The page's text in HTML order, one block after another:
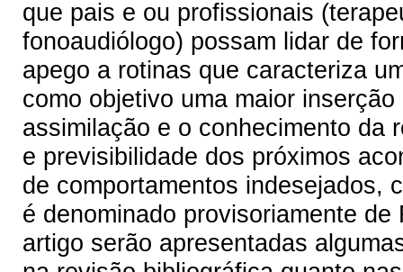
que pais e ou profissionais
fonoaudiólogo) possam lidar de
apego a rotinas que caracteriza
como objetivo uma maior
assimilação e o conhecimento da
e previsibilidade dos próximos
de comportamentos indesejados,
é denominado provisoriamente
artigo serão apresentadas